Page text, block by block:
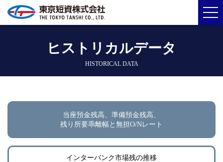
ヒストリカルデータ
HISTORICAL DATA
当座預金残高、準備預金残高、
残り所要乖離幅と無担O/Nレート
インターバンク市場残の推移